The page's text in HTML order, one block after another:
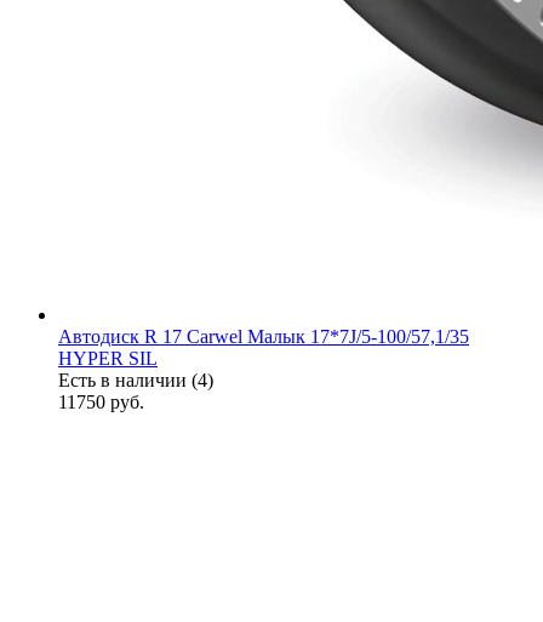
Автодиск R 17 Carwel Малык 17*7J/5-100/57,1/35
HYPER SIL
Есть в наличии (4)
11750 руб.